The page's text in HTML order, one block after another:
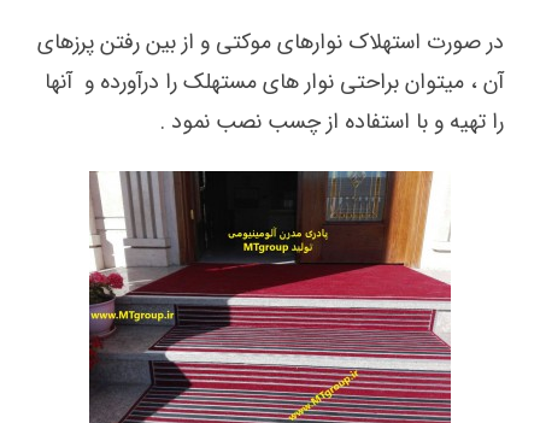
در صورت استهلاک نوارهای موکتی و از بین رفتن پرزهای
آن ، میتوان براحتی نوار های مستهلک را درآورده و آنها
را تهیه و با استفاده از چسب نصب نمود .